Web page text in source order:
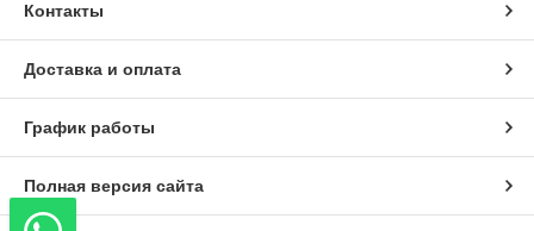
Контакты
Доставка и оплата
График работы
Полная версия сайта